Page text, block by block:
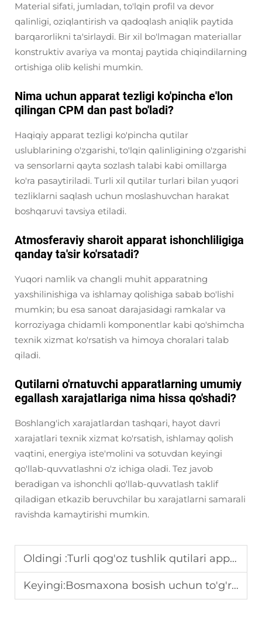
Material sifati, jumladan, to'lqin profil va devor
qalinligi, oziqlantirish va qadoqlash aniqlik paytida
barqarorlikni ta'sirlaydi. Bir xil bo'lmagan materiallar
konstruktiv avariya va montaj paytida chiqindilarning
ortishiga olib kelishi mumkin.
Nima uchun apparat tezligi ko'pincha e'lon
qilingan CPM dan past bo'ladi?
Haqiqiy apparat tezligi ko'pincha qutilar
uslublarining o'zgarishi, to'lqin qalinligining o'zgarishi
va sensorlarni qayta sozlash talabi kabi omillarga
ko'ra pasaytiriladi. Turli xil qutilar turlari bilan yuqori
tezliklarni saqlash uchun moslashuvchan harakat
boshqaruvi tavsiya etiladi.
Atmosferaviy sharoit apparat ishonchliligiga
qanday ta'sir ko'rsatadi?
Yuqori namlik va changli muhit apparatning
yaxshilinishiga va ishlamay qolishiga sabab bo'lishi
mumkin; bu esa sanoat darajasidagi ramkalar va
korroziyaga chidamli komponentlar kabi qo'shimcha
texnik xizmat ko'rsatish va himoya choralari talab
qiladi.
Qutilarni o'rnatuvchi apparatlarning umumiy
egallash xarajatlariga nima hissa qo'shadi?
Boshlang'ich xarajatlardan tashqari, hayot davri
xarajatlari texnik xizmat ko'rsatish, ishlamay qolish
vaqtini, energiya iste'molini va sotuvdan keyingi
qo'llab-quvvatlashni o'z ichiga oladi. Tez javob
beradigan va ishonchli qo'llab-quvvatlash taklif
qiladigan etkazib beruvchilar bu xarajatlarni samarali
ravishda kamaytirishi mumkin.
Oldingi :Turli qog'oz tushlik qutilari apparatlari uchun ishlab chiqarish quvvatini talablari
Keyingi:Bosmaxona bosish uchun to'g'ri flexo printerini qanday tanlash kerak